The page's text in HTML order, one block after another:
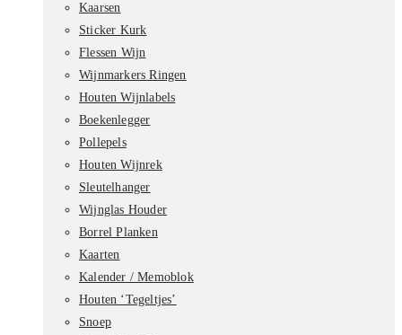
Kaarsen
Sticker Kurk
Flessen Wijn
Wijnmarkers Ringen
Houten Wijnlabels
Boekenlegger
Pollepels
Houten Wijnrek
Sleutelhanger
Wijnglas Houder
Borrel Planken
Kaarten
Kalender / Memoblok
Houten ‘Tegeltjes’
Snoep